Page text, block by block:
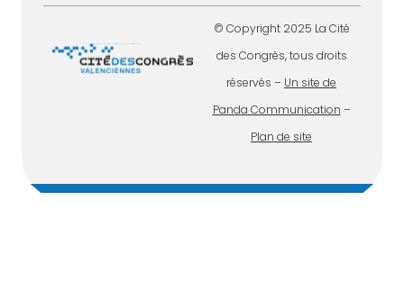
© Copyright 2025 La Cité
des Congrès, tous droits
réservés – Un site de
Panda Communication –
Plan de site